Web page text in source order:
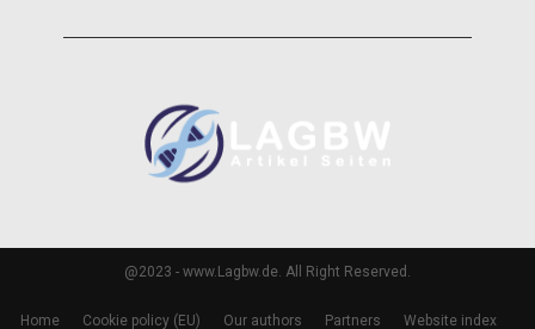
@2023 - www.Lagbw.de. All Right Reserved.
Home Cookie policy (EU) Our authors Partners Website index